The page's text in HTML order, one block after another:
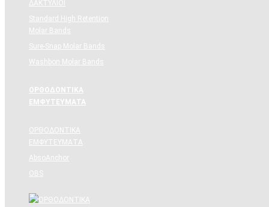
ΔΑΚΤΥΛΙΟΙ
Standard High Retention
Molar Bands
Sure-Snap Molar Bands
Washbon Molar Bands
ΟΡΘΟΔΟΝΤΙΚΑ
ΕΜΦΥΤΕΥΜΑΤΑ
ΟΡΘΟΔΟΝΤΙΚΑ
ΕΜΦΥΤΕΥΜΑΤΑ
AbsoAnchor
OBS